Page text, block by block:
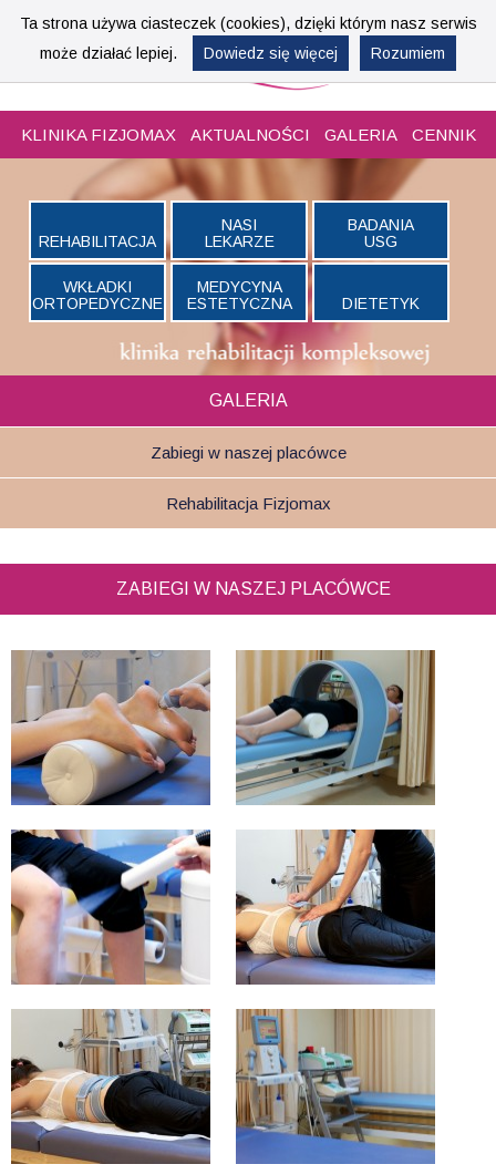
KLINIKA FIZJOMAX AKTUALNOŚCI GALERIA CENNIK
REHABILITACJA
NASI
LEKARZE
BADANIA
USG
WKŁADKI
ORTOPEDYCZNE
MEDYCYNA
ESTETYCZNA
DIETETYK
GALERIA
Zabiegi w naszej placówce
Rehabilitacja Fizjomax
ZABIEGI W NASZEJ PLACÓWCE
Ta strona używa ciasteczek (cookies), dzięki którym nasz serwis
może działać lepiej.
Dowiedz się więcej Rozumiem